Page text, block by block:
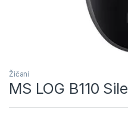
Žičani
MS LOG B110